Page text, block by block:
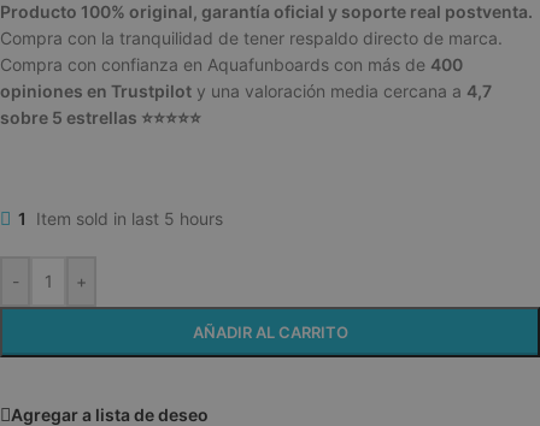
Producto 100% original, garantía oficial y soporte real postventa.
Compra con la tranquilidad de tener respaldo directo de marca.
Compra con confianza en Aquafunboards con más de 400
opiniones en Trustpilot y una valoración media cercana a 4,7
sobre 5 estrellas ⭐⭐⭐⭐⭐
1 Item sold in last 5 hours
- +
AÑADIR AL CARRITO
Agregar a lista de deseo